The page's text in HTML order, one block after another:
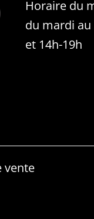
Horaire du
du mardi au
et 14h-19h
vente